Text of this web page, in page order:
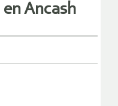
Ancash